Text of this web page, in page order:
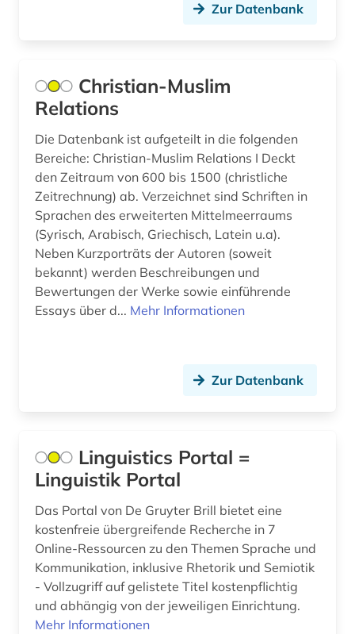
berliner nationaltheater (1)
beruf (1)
berufliche arbeit (1)
berufliche fragen der sozialarbeit (1)
berufsausbildung (1)
berufsforschung (2)
beschränkung (1)
beschäftigung (1)
betrieb (1)
betriebsführung (3)
betriebsorganisation (2)
betriebswirtschaft (5)
betriebswirtschaftslehre (14)
Zur Datenbank
Christian-Muslim
Relations
Die Datenbank ist aufgeteilt in die folgenden
Bereiche: Christian-Muslim Relations I Deckt
den Zeitraum von 600 bis 1500 (christliche
Zeitrechnung) ab. Verzeichnet sind Schriften in
Sprachen des erweiterten Mittelmeerraums
(Syrisch, Arabisch, Griechisch, Latein u.a).
Neben Kurzporträts der Autoren (soweit
bekannt) werden Beschreibungen und
Bewertungen der Werke sowie einführende
Essays über d... Mehr Informationen
Zur Datenbank
Linguistics Portal =
Linguistik Portal
Das Portal von De Gruyter Brill bietet eine
kostenfreie übergreifende Recherche in 7
Online-Ressourcen zu den Themen Sprache und
Kommunikation, inklusive Rhetorik und Semiotik
- Vollzugriff auf gelistete Titel kostenpflichtig
und abhängig von der jeweiligen Einrichtung.
Mehr Informationen